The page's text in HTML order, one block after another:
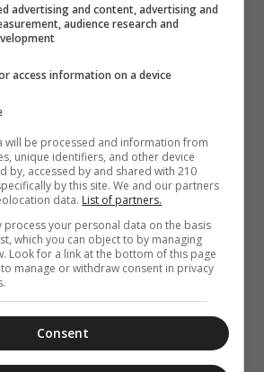
Υπομονή και
μετά…πάλι
advertising and content, advertising and
audience research and
access information on a device
will be processed and information from
unique identifiers, and other device
by, accessed by and shared with 210
by this site. We and our partners
data. List of partners.
process your personal data on the basis
which you can object to by managing
Look for a link at the bottom of this page
manage or withdraw consent in privacy
Consent